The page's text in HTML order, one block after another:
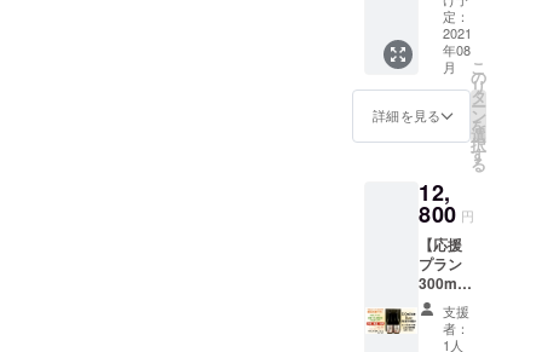
Goddes
UZUME
Relaxat
ion
720ml ×
1本 ・
オリジ
ナルエ
コバッ
ク *配送
先は、
日本国
内のみ
Relaxat
Level3
純米大
吟醸
375ml 1
本 クリ
アケー
を3か所
にお送
りしま
す。お
届け先
は備考
欄、も
しくは
メッ
定：
2021
年08
月
詳細を見る
こ
の
リ
タ
ー
ン
を
選
択
す
る
12,
800 円
【応援
プラン
300ml×
３セッ
ト】
300ml 2
支援
者：
1人